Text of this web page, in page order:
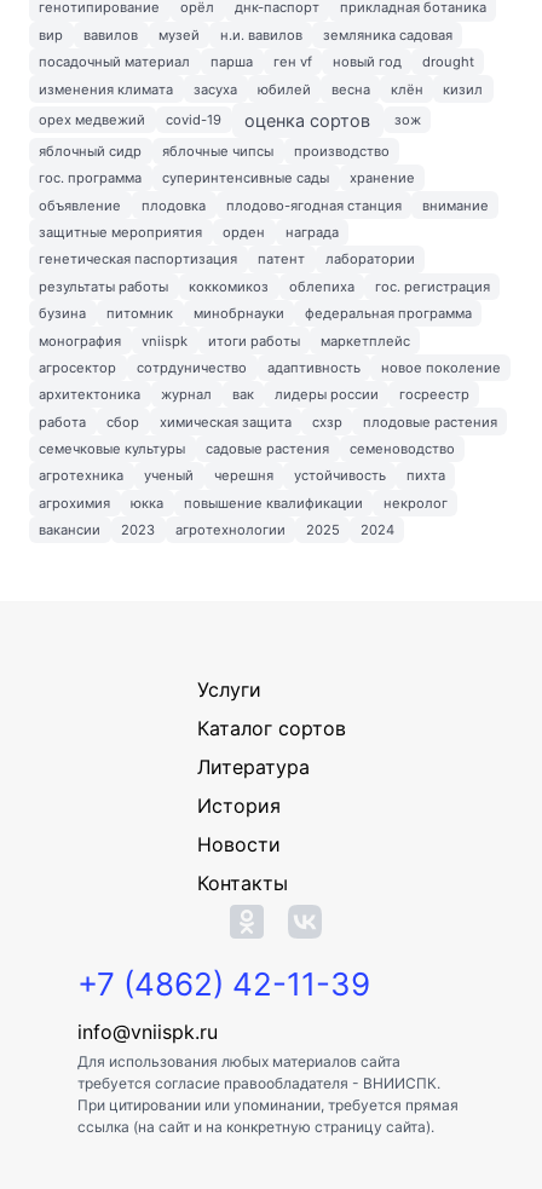
генотипирование
орёл днк-паспорт
прикладная ботаника
вир
вавилов музей н.и. вавилов
земляника садовая
посадочный материал
парша ген vf новый год
drought
изменения климата
засуха юбилей весна клён
кизил
орех медвежий
covid-19 оценка сортов
зож
яблочный сидр
яблочные чипсы
производство
гос. программа
суперинтенсивные сады
хранение
объявление
плодовка плодово-ягодная станция
внимание
защитные мероприятия
орден
награда
генетическая паспортизация
патент
лаборатории
результаты работы
коккомикоз облепиха
гос. регистрация
бузина
питомник минобрнауки
федеральная программа
монография
vniispk итоги работы
маркетплейс
агросектор
сотрдуничество адаптивность
новое поколение
архитектоника
журнал вак лидеры россии
госреестр
работа
сбор химическая защита схзр
плодовые растения
семечковые культуры
садовые растения
семеноводство
агротехника
ученый черешня устойчивость
пихта
агрохимия
юкка повышение квалификации
некролог
вакансии
2023 агротехнологии 2025 2024
Услуги
Каталог сортов
Литература
История
Новости
Контакты
+7 (4862) 42-11-39
info@vniispk.ru
Для использования любых материалов сайта
требуется согласие правообладателя - ВНИИСПК.
При цитировании или упоминании, требуется прямая
ссылка (на сайт и на конкретную страницу сайта).